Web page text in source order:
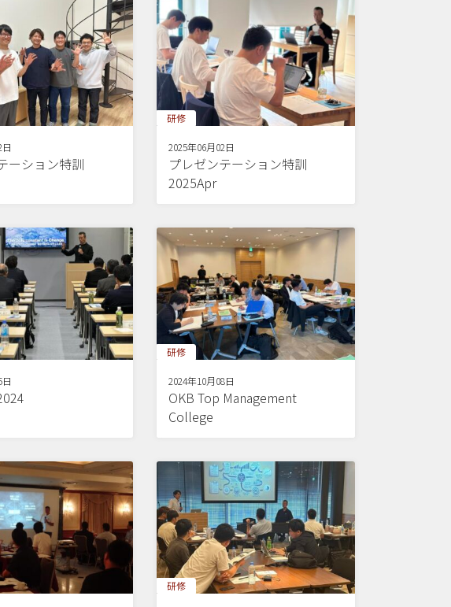
ーション特訓
研修
2025年06月02日
プレゼンテーション特訓
2025Apr
研修
2024年10月08日
OKB Top Management
College
研修